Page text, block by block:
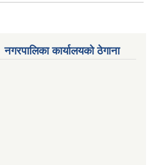
नगरपालिका कार्यालयको ठेगाना